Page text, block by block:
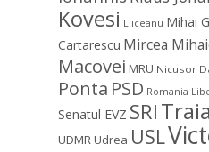
Kovesi Liiceanu Mihai
Cartarescu Mircea
Macovei MRU Nicusor
Ponta PSD Romania
Senatul EVZ SRI
UDMRUdrea USL